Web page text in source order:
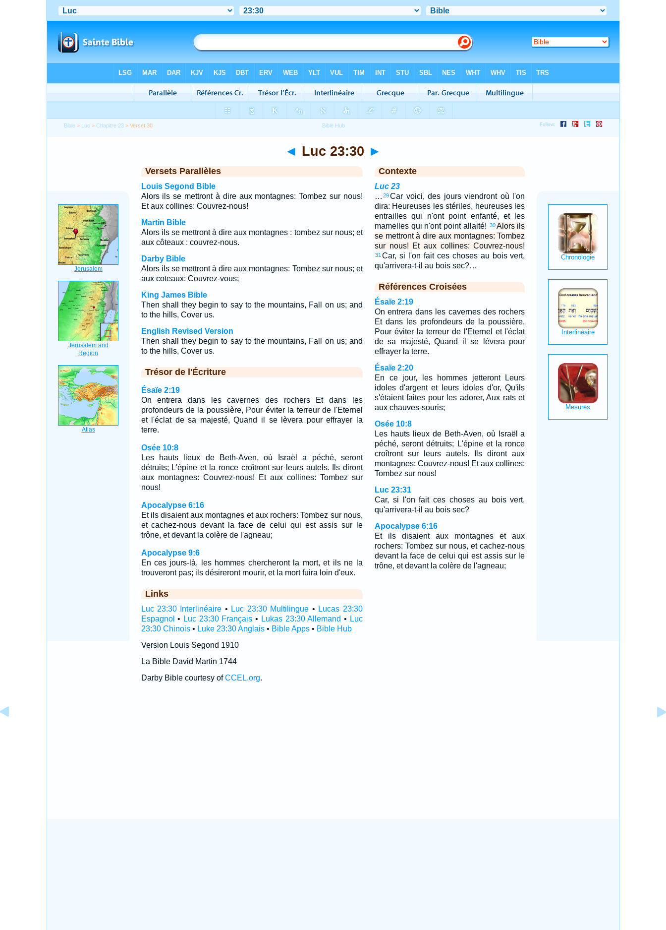
Bible > Luc >Chapitre 23 > Verset 30
◄ Luc 23:30 ►
Versets Parallèles
Louis Segond Bible
Alors ils se mettront à dire aux montagnes: Tombez sur nous!
Et aux collines: Couvrez-nous!
Martin Bible
Alors ils se mettront à dire aux montagnes : tombez sur nous; et
aux côteaux : couvrez-nous.
Darby Bible
Alors ils se mettront à dire aux montagnes: Tombez sur nous; et
aux coteaux: Couvrez-vous;
King James Bible
Then shall they begin to say to the mountains, Fall on us; and
to the hills, Cover us.
English Revised Version
Then shall they begin to say to the mountains, Fall on us; and
to the hills, Cover us.
Trésor de l'Écriture
Ésaïe 2:19
On entrera dans les cavernes des rochers Et dans les
profondeurs de la poussière, Pour éviter la terreur de l'Eternel
et l'éclat de sa majesté, Quand il se lèvera pour effrayer la
terre.
Osée 10:8
Les hauts lieux de Beth-Aven, où Israël a péché, seront
détruits; L'épine et la ronce croîtront sur leurs autels. Ils diront
aux montagnes: Couvrez-nous! Et aux collines: Tombez sur
nous!
Apocalypse 6:16
Et ils disaient aux montagnes et aux rochers: Tombez sur nous,
et cachez-nous devant la face de celui qui est assis sur le
trône, et devant la colère de l'agneau;
Apocalypse 9:6
En ces jours-là, les hommes chercheront la mort, et ils ne la
trouveront pas; ils désireront mourir, et la mort fuira loin d'eux.
Links
Luc 23:30 Interlinéaire • Luc 23:30 Multilingue • Lucas 23:30
Espagnol • Luc 23:30 Français • Lukas 23:30 Allemand • Luc
23:30 Chinois• Luke 23:30 Anglais• Bible Apps• Bible Hub
Version Louis Segond 1910
La Bible David Martin 1744
Darby Bible courtesy ofCCEL.org.
Contexte
Luc 23
… 29Car voici, des jours viendront où l'on
dira: Heureuses les stériles, heureuses les
entrailles qui n'ont point enfanté, et les
mamelles qui n'ont point allaité! 30Alors ils
se mettront à dire aux montagnes: Tombez
sur nous! Et aux collines: Couvrez-nous!
31 Car, si l'on fait ces choses au bois vert,
qu'arrivera-t-il au bois sec?…
Références Croisées
Ésaïe 2:19
On entrera dans les cavernes des rochers
Et dans les profondeurs de la poussière,
Pour éviter la terreur de l'Eternel et l'éclat
de sa majesté, Quand il se lèvera pour
effrayer la terre.
Ésaïe 2:20
En ce jour, les hommes jetteront Leurs
idoles d'argent et leurs idoles d'or, Qu'ils
s'étaient faites pour les adorer, Aux rats et
aux chauves-souris;
Osée 10:8
Les hauts lieux de Beth-Aven, où Israël a
péché, seront détruits; L'épine et la ronce
croîtront sur leurs autels. Ils diront aux
montagnes: Couvrez-nous! Et aux collines:
Tombez sur nous!
Luc 23:31
Car, si l'on fait ces choses au bois vert,
qu'arrivera-t-il au bois sec?
Apocalypse 6:16
Et ils disaient aux montagnes et aux
rochers: Tombez sur nous, et cachez-nous
devant la face de celui qui est assis sur le
trône, et devant la colère de l'agneau;